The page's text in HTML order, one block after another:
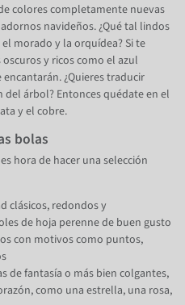
colores completamente nuevas
navideños. ¿Qué tal lindos
morado y la orquídea? Si te
y ricos como el azul
¿Quieres traducir
árbol? Entonces quédate en el
y el cobre.
bolas
hora de hacer una selección
clásicos, redondos y
de hoja perenne de buen gusto
con motivos como puntos,
de fantasía o más bien colgantes,
como una estrella, una rosa,